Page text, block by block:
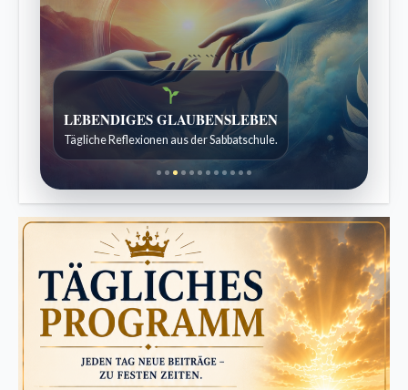
```
Bibelgeschichten zum Staunen
Kindergeschichten für 7 bis 12 Jahre.
```